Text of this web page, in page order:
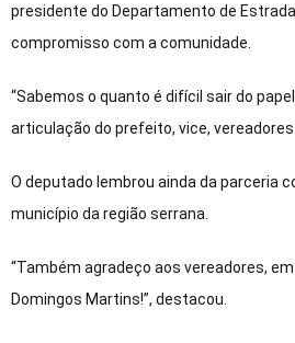
presidente do Departamento de
compromisso com a comunidade.
“Sabemos o quanto é difícil sair do
articulação do prefeito, vice,
O deputado lembrou ainda da parceria
município da região serrana.
“Também agradeço aos vereadores,
Domingos Martins!”, destacou.